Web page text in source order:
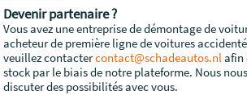
Devenir partenaire ?
Vous avez une entreprise de démontage de
acheteur de première ligne de voitures
veuillez contactercontact@schadeautos.nlafin
stock par le biais de notre plateforme. Nous
discuter des possibilités avec vous.